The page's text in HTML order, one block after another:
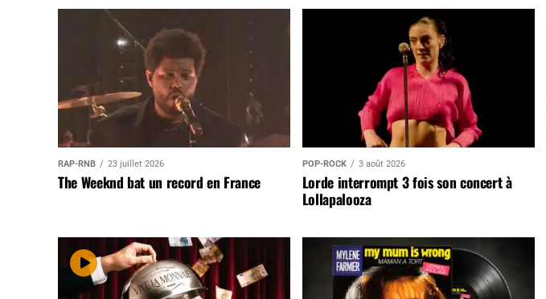
RAP-RNB 23 juillet 2026
The Weeknd bat un record en France
POP-ROCK 3 août 2026
Lorde interrompt 3 fois son concert à
Lollapalooza